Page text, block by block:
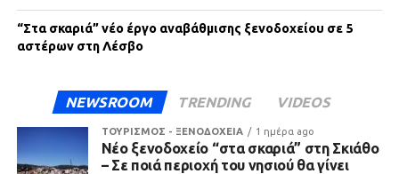
“Στα σκαριά” νέο έργο αναβάθμισης ξενοδοχείου σε 5
αστέρων στη Λέσβο
NEWSROOM TRENDING VIDEOS
ΤΟΥΡΙΣΜΟΣ - ΞΕΝΟΔΟΧΕΙΑ 1 ημέρα ago
Νέο ξενοδοχείο “στα σκαριά” στη Σκιάθο
– Σε ποιά περιοχή του νησιού θα γίνει